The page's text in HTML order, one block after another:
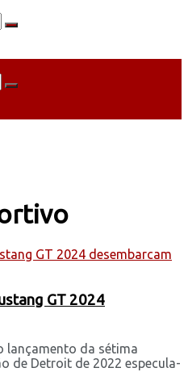
GT 2024
lançamento da sétima
de Detroit de 2022 especula-